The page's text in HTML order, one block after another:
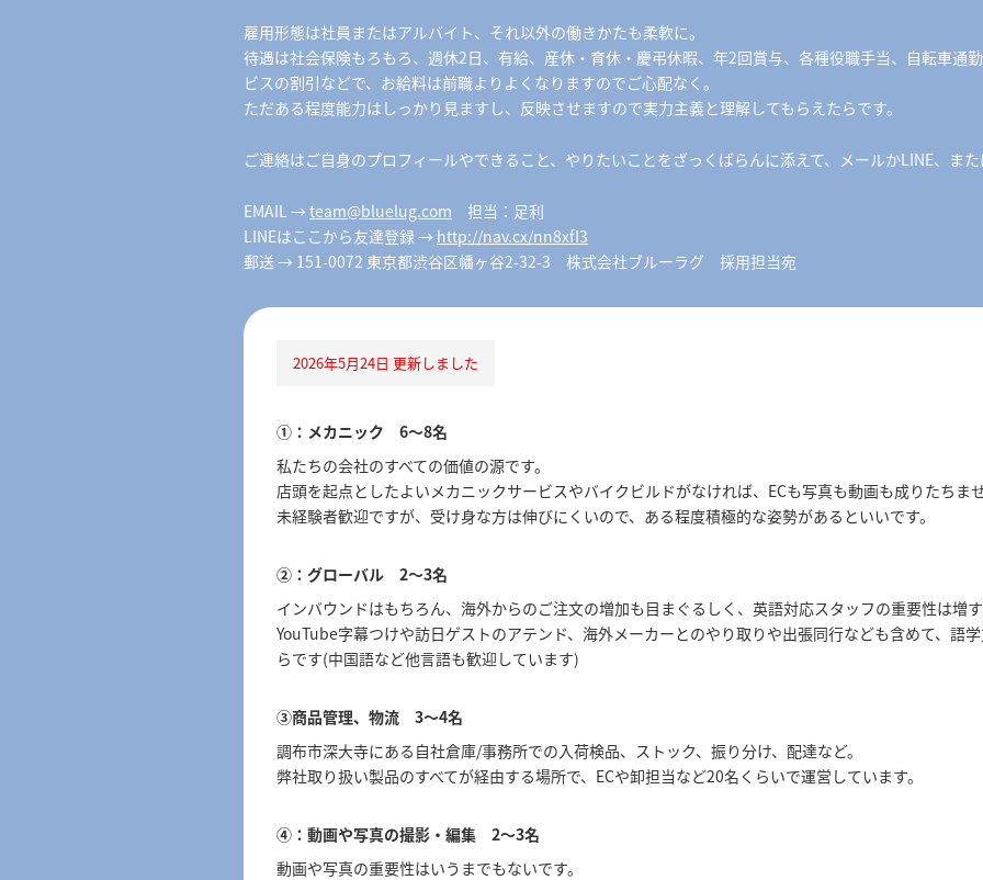
雇用形態は社員またはアルバイト、それ以外の働きかたも柔軟に。
待遇は社会保険もろもろ、週休2日、有給、産休・育休・慶弔休暇、年2回賞与、各種役職手当、自転車通
ビスの割引などで、お給料は前職よりよくなりますのでご心配なく。
ただある程度能力はしっかり見ますし、反映させますので実力主義と理解してもらえたらです。
ご連絡はご自身のプロフィールやできること、やりたいことをざっくばらんに添えて、メールかLINE、ま
EMAIL → team@bluelug.com 担当：足利
LINEはここから友達登録 → http://nav.cx/nn8xfI3
郵送 → 151-0072 東京都渋谷区幡ヶ谷2-32-3 株式会社ブルーラグ 採用担当宛
2026年5月24日 更新しました
①：メカニック 6～8名
私たちの会社のすべての価値の源です。
店頭を起点としたよいメカニックサービスやバイクビルドがなければ、ECも写真も動画も成りたちま
未経験者歓迎ですが、受け身な方は伸びにくいので、ある程度積極的な姿勢があるといいです。
②：グローバル 2～3名
インバウンドはもちろん、海外からのご注文の増加も目まぐるしく、英語対応スタッフの重要性は増
YouTube字幕つけや訪日ゲストのアテンド、海外メーカーとのやり取りや出張同行なども含めて、語
らです(中国語など他言語も歓迎しています)
③商品管理、物流 3〜4名
調布市深大寺にある自社倉庫/事務所での入荷検品、ストック、振り分け、配達など。
弊社取り扱い製品のすべてが経由する場所で、ECや卸担当など20名くらいで運営しています。
④：動画や写真の撮影・編集 2～3名
動画や写真の重要性はいうまでもないです。